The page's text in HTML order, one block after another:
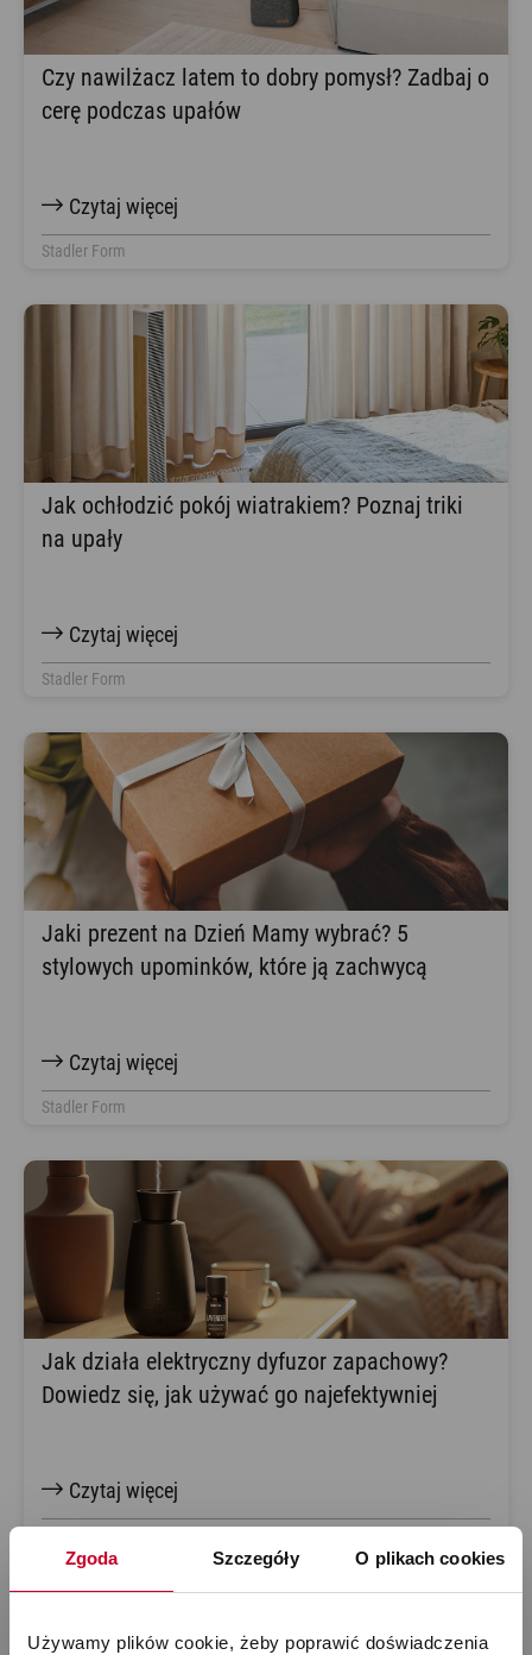
Zgoda Szczegóły O plikach cookies
Używamy plików cookie, żeby poprawić doświadczenia
Czy nawilżacz latem to dobry pomysł? Zadbaj o
cerę podczas upałów
Czytaj więcej
Stadler Form
Jak ochłodzić pokój wiatrakiem? Poznaj triki
na upały
Czytaj więcej
Stadler Form
Jaki prezent na Dzień Mamy wybrać? 5
stylowych upominków, które ją zachwycą
Czytaj więcej
Stadler Form
Jak działa elektryczny dyfuzor zapachowy?
Dowiedz się, jak używać go najefektywniej
Czytaj więcej